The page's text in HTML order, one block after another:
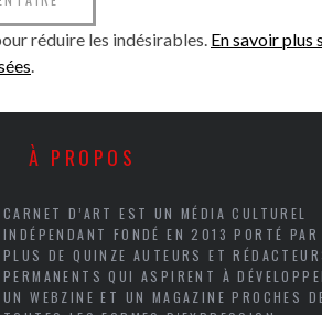
réduire les indésirables. En savoir plus
.
À PROPOS
CARNET D’ART EST UN MÉDIA CULTUREL
INDÉPENDANT FONDÉ EN 2013 PORTÉ PAR
PLUS DE QUINZE AUTEURS ET
PERMANENTS QUI ASPIRENT À
UN WEBZINE ET UN MAGAZINE PROCHES